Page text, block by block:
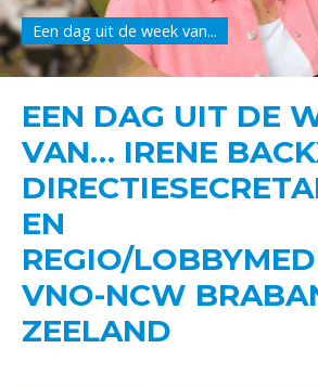
Een dag uit de week van...
EEN DAG UIT DE
VAN… IRENE
EN
REGIO/
VNO-NCW
ZEELAND